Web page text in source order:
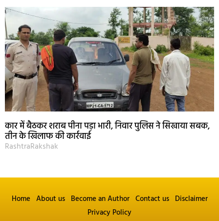
कार में बैठकर शराब पीना पड़ा भारी, निवार पुलिस ने सिखाया सबक,
तीन के खिलाफ की कार्रवाई
RashtraRakshak
Home About us Become an Author Contact us Disclaimer
Privacy Policy